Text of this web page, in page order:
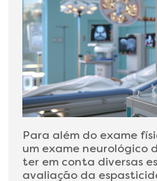
Para além do exame
um exame neurológico
ter em conta diversas
avaliação da